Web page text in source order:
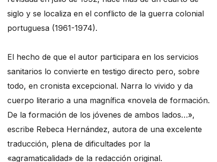
siglo y se localiza en el conflicto de la guerra colonial
portuguesa (1961-1974).
El hecho de que el autor participara en los servicios
sanitarios lo convierte en testigo directo pero, sobre
todo, en cronista excepcional. Narra lo vivido y da
cuerpo literario a una magnífica «novela de formación.
De la formación de los jóvenes de ambos lados…»,
escribe Rebeca Hernández, autora de una excelente
traducción, plena de dificultades por la
«agramaticalidad» de la redacción original.